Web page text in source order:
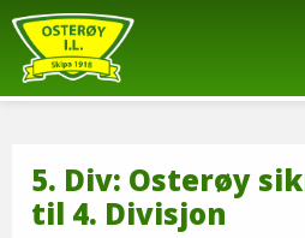
5. Div: Osterøy
til 4. Divisjon